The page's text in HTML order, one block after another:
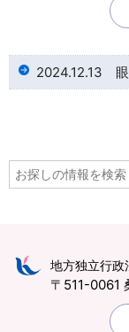
2024.12.13
地方独立行政
〒511-0061